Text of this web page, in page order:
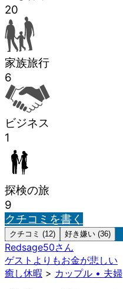
20
家族旅行
6
ビジネス
1
探検の旅
9
クチコミを書く
クチコミ (12) 好き嫌い (36)
Redsage50さん
ゲストよりもお金が悲しい
癒し休暇 > カップル • 夫婦